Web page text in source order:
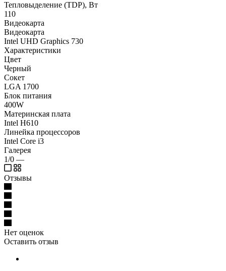
Тепловыделение (TDP), Вт
110
Видеокарта
Видеокарта
Intel UHD Graphics 730
Характеристики
Цвет
Черный
Сокет
LGA 1700
Блок питания
400W
Материнская плата
Intel H610
Линейка процессоров
Intel Core i3
Галерея
1/0 —
Отзывы
Нет оценок
Оставить отзыв